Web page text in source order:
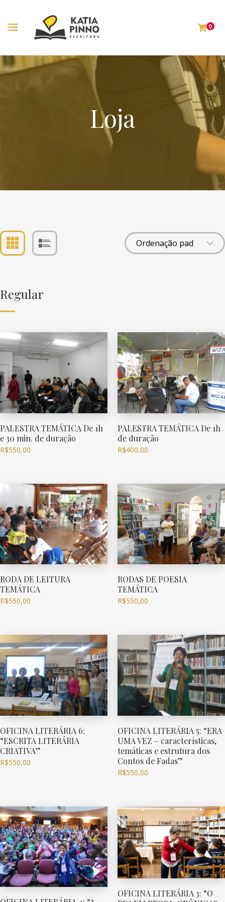
0
Loja
Regular
PALESTRA TEMÁTICA De 1h
e 30 min. de duração
R$550,00
PALESTRA TEMÁTICA De 1h
de duração
R$400,00
RODA DE LEITURA
TEMÁTICA
R$550,00
RODAS DE POESIA
TEMÁTICA
R$550,00
OFICINA LITERÁRIA 6:
“ESCRITA LITERÁRIA
CRIATIVA”
R$550,00
OFICINA LITERÁRIA 5: “ERA
UMA VEZ – características,
temáticas e estrutura dos
Contos de Fadas”
R$550,00
OFICINA LITERÁRIA 3: “O